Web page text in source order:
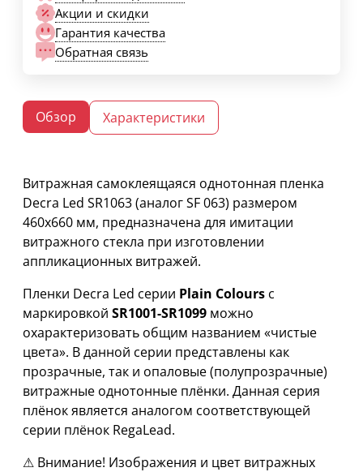
Акции и скидки
Гарантия качества
Обратная связь
Обзор Характеристики
Витражная самоклеящаяся однотонная пленка
Decra Led SR1063 (аналог SF 063) размером
460х660 мм, предназначена для имитации
витражного стекла при изготовлении
аппликационных витражей.
Пленки Decra Led серии Plain Colours с
маркировкой SR1001-SR1099 можно
охарактеризовать общим названием «чистые
цвета». В данной серии представлены как
прозрачные, так и опаловые (полупрозрачные)
витражные однотонные плёнки. Данная серия
плёнок является аналогом соответствующей
серии плёнок RegaLead.
⚠ Внимание! Изображения и цвет витражных